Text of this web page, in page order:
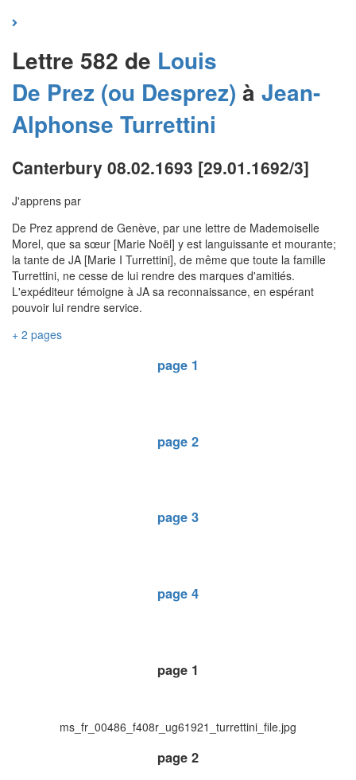
Lettre 582 de Louis
De Prez (ou Desprez) à Jean-
Alphonse Turrettini
Canterbury 08.02.1693 [29.01.1692/3]
J'apprens par
De Prez apprend de Genève, par une lettre de Mademoiselle
Morel, que sa sœur [Marie Noël] y est languissante et mourante;
la tante de JA [Marie I Turrettini], de même que toute la famille
Turrettini, ne cesse de lui rendre des marques d'amitiés.
L'expéditeur témoigne à JA sa reconnaissance, en espérant
pouvoir lui rendre service.
+ 2 pages
page 1
page 2
page 3
page 4
page 1
ms_fr_00486_f408r_ug61921_turrettini_file.jpg
page 2